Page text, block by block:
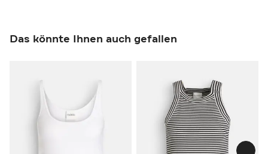
Das könnte Ihnen auch gefallen